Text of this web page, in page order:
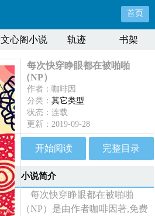
首页
文心阁小说 轨迹 书架
每次快穿睁眼都在被啪啪
（NP）
作者：咖啡因
分类：其它类型
状态：连载
更新：2019-09-28
最新：28.结局
开始阅读 完整目录
小说简介
每次快穿睁眼都在被啪啪
（NP）是由作者咖啡因著,免费